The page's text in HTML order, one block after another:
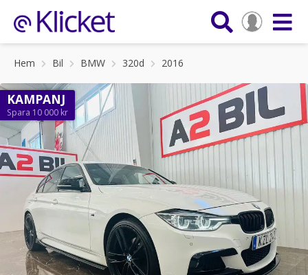
Hem Bil BMW 320d 2016
KAMPANJ
Spara 10 000 kr